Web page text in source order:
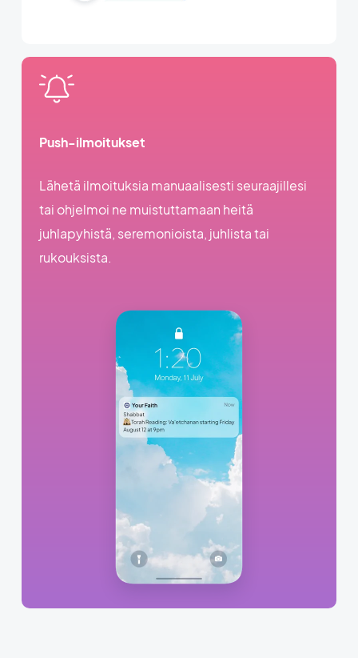
Push-ilmoitukset
Lähetä ilmoituksia manuaalisesti seuraajillesi
tai ohjelmoi ne muistuttamaan heitä
juhlapyhistä, seremonioista, juhlista tai
rukouksista.